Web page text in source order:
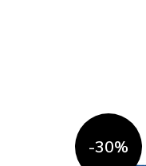
-30%